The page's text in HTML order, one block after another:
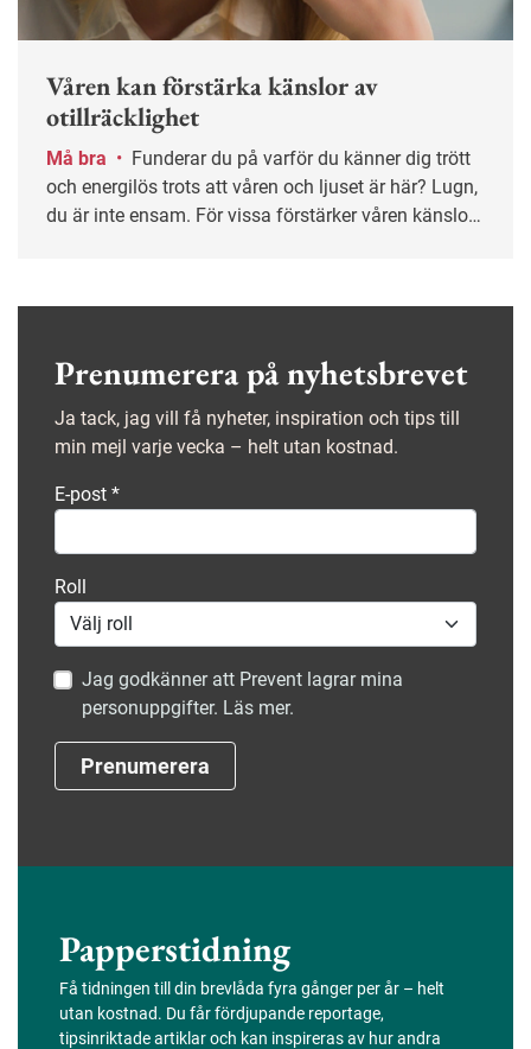
Våren kan förstärka känslor av
otillräcklighet
Må bra •
och energilös trots att våren och ljuset är här? Lugn,
du är inte ensam. För vissa förstärker våren känslor
Prenumerera på nyhetsbrevet
Ja tack, jag vill få nyheter, inspiration och tips till
min mejl varje vecka – helt utan kostnad.
E-post *
Roll
Jag godkänner att Prevent lagrar mina
personuppgifter. Läs mer.
Prenumerera
Papperstidning
Få tidningen till din brevlåda fyra gånger per år – helt
utan kostnad. Du får fördjupande reportage,
tipsinriktade artiklar och kan inspireras av hur andra